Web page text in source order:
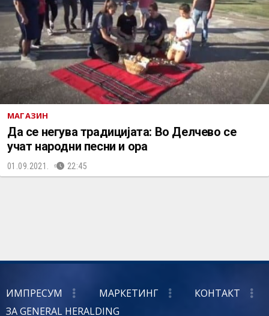
МАГАЗИН
Да се негува традицијата: Во Делчево се
учат народни песни и ора
01.09.2021. 22:45
ИМПРЕСУМ МАРКЕТИНГ
КОНТАКТ
ЗА GENERAL HERALDING